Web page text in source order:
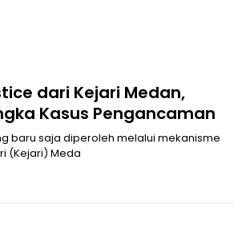
dari Kejari Medan,
Kasus Pengancaman
(Kejari) Meda